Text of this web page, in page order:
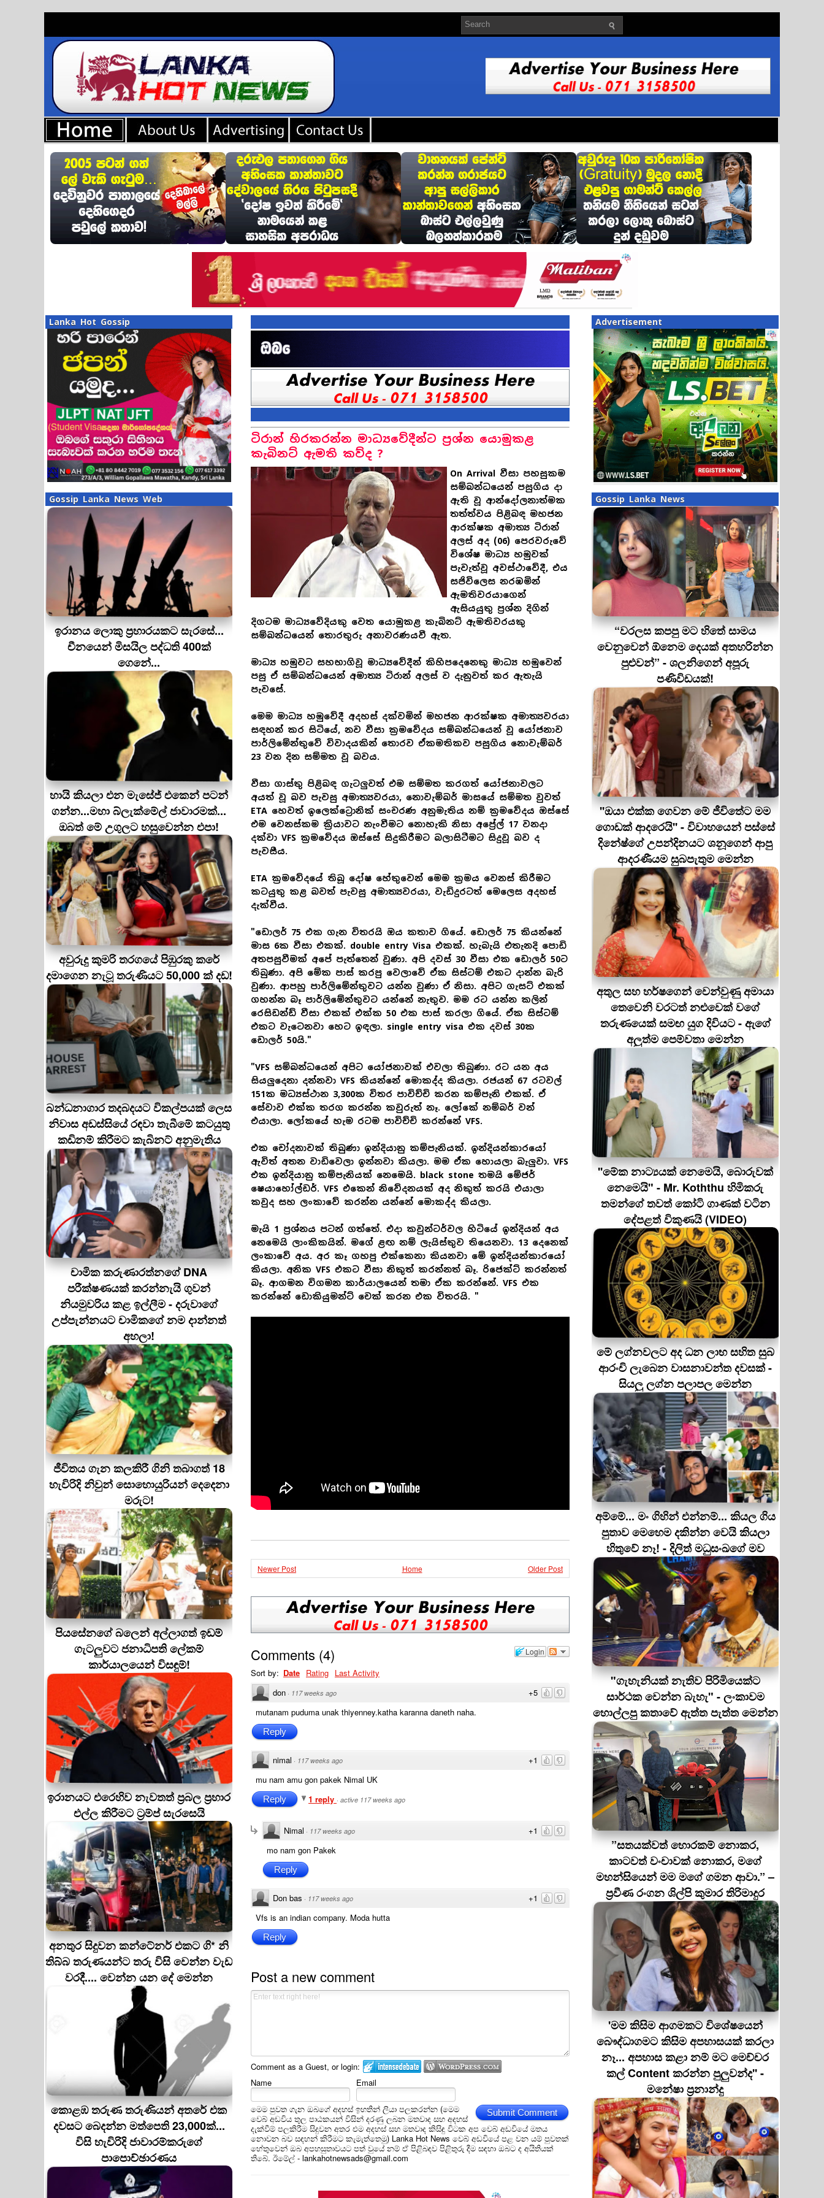
Lanka Hot Gossip
Gossip Lanka News Web
ඉරානය ලොකු ප‍්‍රහාරයකට සැරසේ...
චීනයෙන් මිසයිල පද්ධති 400ක්
ගෙනේ...
හායි කියලා එන මැසේජ් එකෙන් පටන්
ගන්න...මහා බ්ලැක්මේල් ජාවාරමක්...
ඔබත් මේ උගුලට හසුවෙන්න එපා!
අවුරුදු කුමරි තරගයේ පිඹුරකු කරේ
දමාගෙන නැටූ තරුණියට 50,000 ක් දඩ!
බන්ධනාගාර තදබදයට විකල්පයක් ලෙස
නිවාස අඩස්සියේ රඳවා තැබීමේ කටයුතු
කඩිනම් කිරීමට කැබිනට් අනුමැතිය
චාමික කරුණාරත්නගේ DNA
පරීක්ෂණයක් කරන්නැයි ගුවන්
නියමුවරිය කළ ඉල්ලීම - දරුවාගේ
උප්පැන්නයට චාමිකගේ නම දාන්නත්
අහලා!
ජීවිතය ගැන කලකිරී ගිනි තබාගත් 18
හැවිරිදි නිවුන් සොහොයුරියන් දෙදෙනා
මරුට!
පියසේනගේ බලෙන් අල්ලාගත් ඉඩම්
ගැටලුවට ජනාධිපති ලේකම්
කාර්යාලයෙන් විසඳුම්!
ඉරානයට එරෙහිව නැවතත් ප්‍රබල ප්‍රහාර
එල්ල කිරීමට ට්‍රම්ප් සැරසෙයි
අනතුර සිදුවන කන්ටේනර් එකට ගි* නි
තිබ්බ තරුණයන්ට තරු විසි වෙන්න වැඩ
වරදී.... වෙන්න යන දේ මෙන්න
කොළඹ තරුණ තරුණියන් අතරේ එක
දවසට බෙදන්න මත්පෙති 23,000ක්...
විසි හැවිරිදි ජාවාරම්කරුගේ
පාපොච්ඡාරණය
ටිරාන් හිරකරන්න මාධ්‍යවේදීන්ට ප්‍රශ්න යොමුකළ
කැබිනට් ඇමති කව්ද ?
On Arrival වීසා පහසුකම
සම්බන්ධයෙන් පසුගිය දා
ඇති වූ ආන්දෝලනාත්මක
තත්ත්වය පිළිබඳ මහජන
ආරක්ෂක අමාත්‍ය ටිරාන්
අලස් අද (06) පෙරවරුවේ
විශේෂ මාධ්‍ය හමුවක්
පැවැත්වූ අවස්ථාවේදී, එය
සජිවිලෙස නරඹමින්
ඇමතිවරයාගෙන්
ඇසියයුතු ප්‍රශ්න දිගින්
දිගටම මාධ්‍යවේදියකු වෙත යොමුකළ කැබිනට් ඇමතිවරයකු
සම්බන්ධයෙන් තොරතුරු අනාවරණයවී ඇත.
මාධ්‍ය හමුවට සහභාගිවූ මාධ්‍යවේදීන් කිහිපදෙනෙකු මාධ්‍ය හමුවෙන්
පසු ඒ සම්බන්ධයෙන් අමාත්‍ය ටිරාන් අලස් ව දැනුවත් කර ඇතැයි
පැවසේ.
මෙම මාධ්‍ය හමුවේදී අදහස් දක්වමින් මහජන ආරක්ෂක අමාත්‍යවරයා
සඳහන් කර සිටියේ, නව වීසා ක්‍රමවේදය සම්බන්ධයෙන් වූ යෝජනාව
පාර්ලිමේන්තුවේ විවාදයකින් තොරව ඒකමතිකව පසුගිය නොවැම්බර්
23 වන දින සම්මත වූ බවය.
වීසා ගාස්තු පිළිබඳ ගැටලුවත් එම සම්මත කරගත් යෝජනාවලට
අයත් වූ බව පැවසු අමාත්‍යවරයා, නොවැම්බර් මාසයේ සම්මත වුවත්
ETA හෙවත් ඉලෙක්ට්‍රොනික් සංචරණ අනුමැතිය නම් ක්‍රමවේදය ඔස්සේ
එම වෙනස්කම ක්‍රියාවට නැංවීමට නොහැකි නිසා අප්‍රේල් 17 වනදා
දක්වා VFS ක්‍රමවේදය ඔස්සේ සිදුකිරීමට බලාසිටීමට සිදුවූ බව ද
පැවසීය.
ETA ක්‍රමවේදයේ තිබූ දෝෂ හේතුවෙන් මෙම ක්‍රමය වෙනස් කිරීමට
කටයුතු කළ බවත් පැවසු අමාත්‍යවරයා, වැඩිදුරටත් මෙලෙස අදහස්
දැක්වීය.
"ඩොලර් 75 එක ගැන විතරයි ඔය කතාව ගියේ. ඩොලර් 75 කියන්නේ
මාස 6ක වීසා එකක්. double entry Visa එකක්. හැබැයි එතැනදි පොඩි
අතපසුවීමක් අපේ පැත්තෙන් වුණා. අපි දවස් 30 වීසා එක ඩොලර් 50ට
තිබුණා. අපි මේක පාස් කරපු වෙලාවේ ඒක සිස්ටම් එකට දාන්න බැරි
වුණා. ආපහු පාර්ලිමේන්තුවට යන්න වුණා ඒ නිසා. අපිට ගැසට් එකක්
ගහන්න බෑ පාර්ලිමේන්තුවට යන්නේ නැතුව. මම රට යන්න කලින්
රෙසිඩන්ඩ් වීසා එකක් එක්ක 50 එක පාස් කරලා ගියේ. ඒක සිස්ටම්
එකට වැටෙනවා හෙට ඉඳලා. single entry visa එක දවස් 30ක
ඩොලර් 50යි."
"VFS සම්බන්ධයෙන් අපිට යෝජනාවක් එවලා තිබුණා. රට යන අය
සියලුදෙනා දන්නවා VFS කියන්නේ මොකද්ද කියලා. රජයන් 67 රටවල්
151ක මධ්‍යස්ථාන 3,300ක විතර පාවිච්චි කරන කම්පැනි එකක්. ඒ
සේවාව එක්ක තරග කරන්න කවුරුත් නෑ. ලෝකේ නම්බර් වන්
එයාලා. ලෝකයේ හැම රටම පාවිච්චි කරන්නේ VFS.
එක චෝදනාවක් තිබුණා ඉන්දියානු කම්පැනියක්. ඉන්දියන්කාරයෝ
ඇවිත් අතන වාඩිවෙලා ඉන්නවා කියලා. මම ඒක හොයලා බැලුවා. VFS
එක ඉන්දියානු කම්පැනියක් නෙමෙයි. black stone තමයි මේජර්
ෂෙයාහෝල්ඩර්. VFS එකෙන් නිවේදනයක් අද නිකුත් කරයි එයාලා
කවුද සහ ලංකාවේ කරන්න යන්නේ මොකද්ද කියලා.
මැයි 1 ප්‍රශ්නය පටන් ගත්තේ. එදා කවුන්ටර්වල හිටියේ ඉන්දියන් අය
නෙමෙයි ලාංකිකයින්. මගේ ළඟ නම් ලැයිස්තුව තියෙනවා. 13 දෙනෙක්
ලංකාවේ අය. අර කෑ ගහපු එක්කෙනා කියනවා මේ ඉන්දියන්කාරයෝ
කියලා. අනික VFS එකට වීසා නිකුත් කරන්නත් බෑ. රිජෙක්ට් කරන්නත්
බෑ. ආගමන විගමන කාර්යාලයෙන් තමා ඒක කරන්නේ. VFS එක
කරන්නේ ඩොකියුමන්ට් චෙක් කරන එක විතරයි. "
Newer Post Older Post
Home
Login
Comments (4)
Sort by: Date Rating Last Activity
+5
don · 117 weeks ago
mutanam puduma unak thiyenney.katha karanna daneth naha.
Reply
+1
nimal · 117 weeks ago
mu nam amu gon pakek Nimal UK
Reply 1 reply · active 117 weeks ago
+1
Nimal · 117 weeks ago
mo nam gon Pakek
Reply
+1
Don bas · 117 weeks ago
Vfs is an indian company. Moda hutta
Reply
Post a new comment
Comment as a Guest, or login:
Name
Email
Submit Comment
මෙම පුවත ගැන ඔබගේ අදහස් ඉහතින් ලියා පලකරන්න (මෙම
වෙබ් අඩවිය තුල පාඨකයන් විසින් දරණු ලබන මතවාද සහ අදහස්
දැක්වීම් පලකිරීම සිදුවන අතර එම අදහස් සහ මතවාද කිසිඳු විටක අප වෙබ් අඩවියේ මතය
නොවන බව සඳහන් කිරීමට කැමැත්තෙමු) Lanka Hot News වෙබ් අඩවියේ පළ වන යම් පුවතක්
හේතුවෙන් ඔබ අපහසුතාවයට පත් වුයේ නම් ඒ පිළිබඳව පිළිතුරු දීම සඳහා ඔබට ද අයිතියක්
තිබේ. ඊමේල් - lankahotnewsads@gmail.com
Advertisement
Gossip Lanka News
“වරලස කපපු මට හිතේ සාමය
වෙනුවෙන් ඕනෙම දෙයක් අතහරින්න
පුළුවන්” - ශලනිගෙන් අපූරු
පණිවිඩයක්!
''ඔයා එක්ක ගෙවන මේ ජීවිතේට මම
ගොඩක් ආදරෙයි'' - විවාහයෙන් පස්සේ
දිනේෂ්ගේ උපන්දිනයට ශනූගෙන් ආපු
ආදරණීයම සුබපැතුම මෙන්න
අතුල සහ හර්ෂගෙන් වෙන්වුණු අමායා
තෙවෙනි වරටත් නළුවෙක් වගේ
තරුණයෙක් සමඟ යුග දිවියට - ඇගේ
අලුත්ම පෙම්වතා මෙන්න
''මේක නාට්‍යයක් නෙමෙයි, බොරුවක්
නෙමෙයි" - Mr. Koththu හිමිකරු
තමන්ගේ තවත් කෝටි ගාණක් වටින
දේපළත් විකුණයි (VIDEO)
මේ ලග්නවලට අද ධන ලාභ සහිත සුබ
ආරංචි ලැබෙන වාසනාවන්ත දවසක් -
සියලු ලග්න පලාපල මෙන්න
අම්මේ... මං ගිහින් එන්නම්... කියල ගිය
පුතාව මෙහෙම දකින්න වෙයි කියලා
හිතුවේ නෑ! - දිලිත් මධුසංඛගේ මව
"ගැහැනියක් නැතිව පිරිමියෙක්ට
සාර්ථක වෙන්න බැහැ" - ලංකාවම
හොල්ලපු කතාවේ ඇත්ත පැත්ත මෙන්න
”සතයක්වත් හොරකම් නොකර,
කාටවත් වංචාවක් නොකර, මගේ
මහන්සියෙන් මම මගේ ගමන ආවා.” –
ප්‍රවීණ රංගන ශිල්පි කුමාර තිරිමාදුර
'මම කිසිම ආගමකට විශේෂයෙන්
බෞද්ධාගමට කිසිම අපහාසයක් කරලා
නෑ... අපහාස කළා නම් මට මෙච්චර
කල් Content කරන්න පුලුවන්ද'' -
මනේෂා ප්‍රනාන්දු